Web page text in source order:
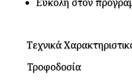
Τεχνικά
Τροφοδοσία